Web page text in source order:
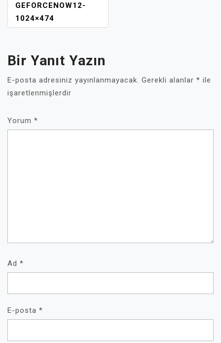
YAZI
GEZINMESI
GEFORCENOW12-
1024×474
Bir Yanıt Yazın
E-posta adresiniz yayınlanmayacak. Gerekli alanlar * ile
işaretlenmişlerdir
Yorum *
Ad *
E-posta *